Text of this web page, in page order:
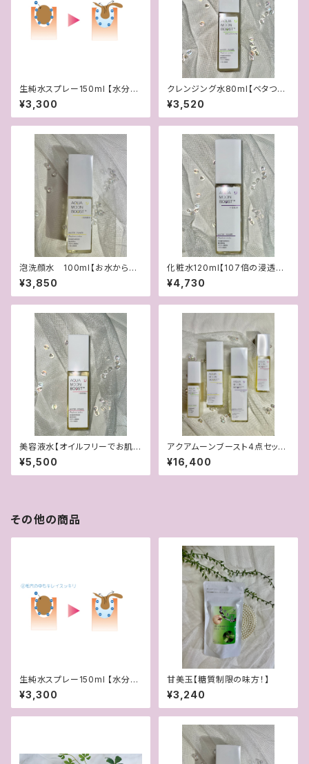
生純水スプレー150ml 【水分補
給・毛穴ケアができるブースター
水】
¥3,300
クレンジング水80ml【ベタつき・
油膜感なし新感覚の水クレンジ
ング】
¥3,520
泡洗顔水 100ml【お水から泡
立てるふわふわ泡洗顔】
¥3,850
化粧水120ml【107倍の浸透で
お肌にしみこむ！イオン化化粧
水】
¥4,730
美容液水【オイルフリーでお肌を
育てる美容液】
¥5,500
アクアムーンブースト4点セット
【1200円お得！】
¥16,400
その他の商品
生純水スプレー150ml 【水分補
給・毛穴ケアができるブースター
水】
¥3,300
甘美玉【糖質制限の味方！】
¥3,240